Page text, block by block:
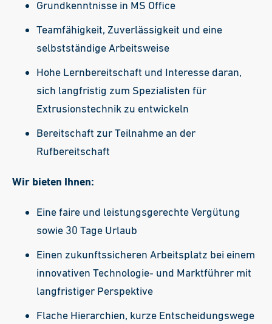
Grundkenntnisse in MS Office
Teamfähigkeit, Zuverlässigkeit und eine
selbstständige Arbeitsweise
Hohe Lernbereitschaft und Interesse daran,
sich langfristig zum Spezialisten für
Extrusionstechnik zu entwickeln
Bereitschaft zur Teilnahme an der
Rufbereitschaft
Wir bieten Ihnen:
Eine faire und leistungsgerechte Vergütung
sowie 30 Tage Urlaub
Einen zukunftssicheren Arbeitsplatz bei einem
innovativen Technologie- und Marktführer mit
langfristiger Perspektive
Flache Hierarchien, kurze Entscheidungswege